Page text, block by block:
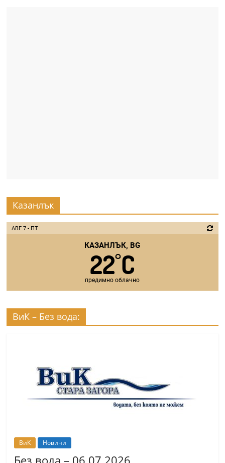
Казанлък
АВГ 7 - ПТ
КАЗАНЛЪК, BG
22°C
предимно облачно
ВиК – Без вода:
ВиК Новини
Без вода – 06.07.2026